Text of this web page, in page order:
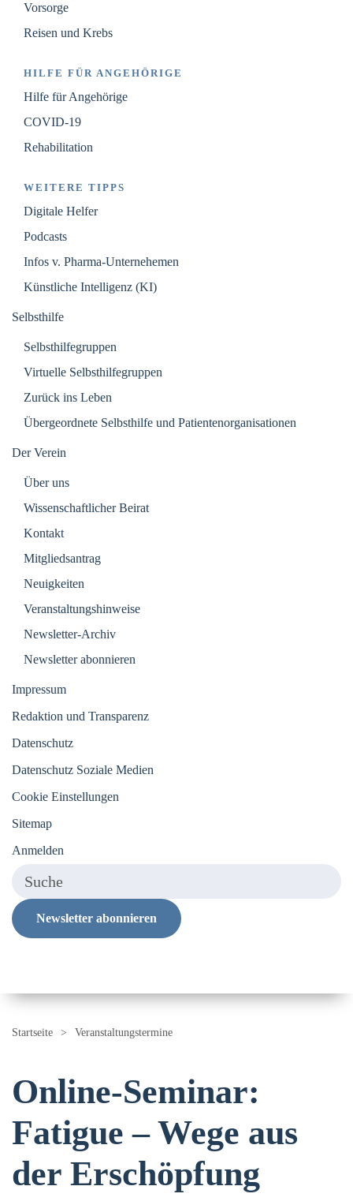
Vorsorge
Reisen und Krebs
HILFE FÜR ANGEHÖRIGE
Hilfe für Angehörige
COVID-19
Rehabilitation
WEITERE TIPPS
Digitale Helfer
Podcasts
Infos v. Pharma-Unternehemen
Künstliche Intelligenz (KI)
Selbsthilfe
Selbsthilfegruppen
Virtuelle Selbsthilfegruppen
Zurück ins Leben
Übergeordnete Selbsthilfe und Patientenorganisationen
Der Verein
Über uns
Wissenschaftlicher Beirat
Kontakt
Mitgliedsantrag
Neuigkeiten
Veranstaltungshinweise
Newsletter-Archiv
Newsletter abonnieren
Impressum
Redaktion und Transparenz
Datenschutz
Datenschutz Soziale Medien
Cookie Einstellungen
Sitemap
Anmelden
Newsletter abonnieren
Startseite Veranstaltungstermine
Online-Seminar:
Fatigue – Wege aus
der Erschöpfung